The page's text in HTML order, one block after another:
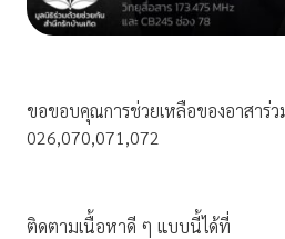
ขอขอบคุณการช่วยเหลือของอาสาร่
026,070,071,072
ติดตามเนื้อหาดี ๆ แบบนี้ได้ที่